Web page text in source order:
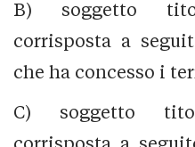
B) soggetto
corrisposta a
che ha concesso i
C) soggetto
corrisposta a